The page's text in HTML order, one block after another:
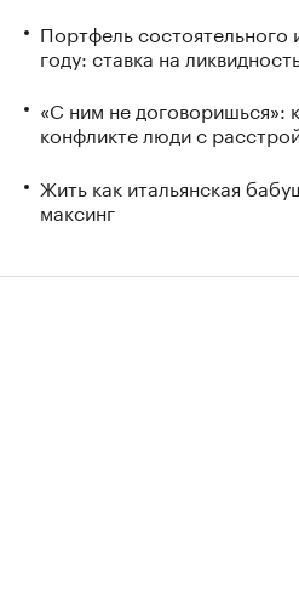
Портфель состоятельного
году: ставка на
«С ним не договоришься»:
конфликте люди с
Жить как итальянская
максинг